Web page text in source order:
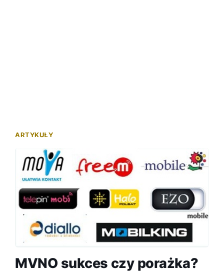
ARTYKUŁY
MVNO sukces czy porażka?